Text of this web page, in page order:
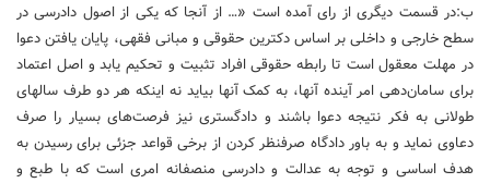
ب:در قسمت دیگری از رای آمده است «… از آنجا که یکی از اصول دادرسی در
سطح خارجی و داخلی بر اساس دکترین حقوقی و مبانی فقهی، پایان یافتن دعوا
در مهلت معقول است تا رابطه حقوقی افراد تثبیت و تحکیم یابد و اصل اعتماد
برای سامان‌دهی امر آینده آنها، به کمک آنها بیاید نه اینکه هر دو طرف سالهای
طولانی به فکر نتیجه دعوا باشند و دادگستری نیز فرصت‌های بسیار را صرف
دعاوی نماید و به باور دادگاه صرفنظر کردن از برخی قواعد جزئی برای رسیدن به
هدف اساسی و توجه به عدالت و دادرسی منصفانه امری است که با طبع و